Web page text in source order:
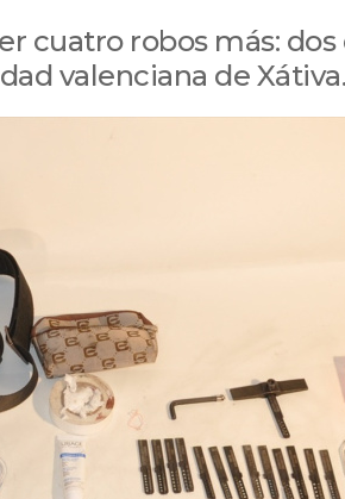
cuatro robos más: dos
valenciana de Xátiva.